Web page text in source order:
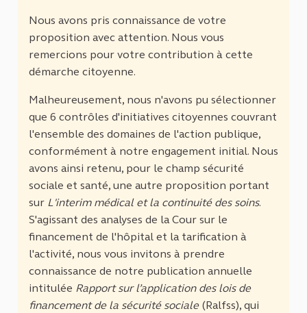
Nous avons pris connaissance de votre
proposition avec attention. Nous vous
remercions pour votre contribution à cette
démarche citoyenne.
Malheureusement, nous n'avons pu sélectionner
que 6 contrôles d'initiatives citoyennes couvrant
l'ensemble des domaines de l'action publique,
conformément à notre engagement initial. Nous
avons ainsi retenu, pour le champ sécurité
sociale et santé, une autre proposition portant
sur L'interim médical et la continuité des soins.
S'agissant des analyses de la Cour sur le
financement de l'hôpital et la tarification à
l'activité, nous vous invitons à prendre
connaissance de notre publication annuelle
intitulée Rapport sur l’application des lois de
financement de la sécurité sociale(Ralfss), qui